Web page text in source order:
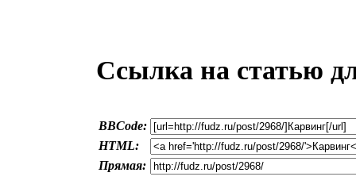
Ссылка на статью
BBCode:
HTML:
Прямая: